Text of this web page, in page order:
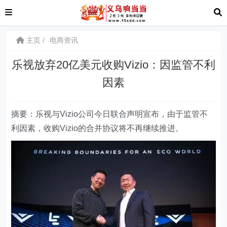
主页 电商资讯
乐视放弃20亿美元收购Vizio：因监管不利
因素
摘要：乐视与Vizio公司今日联合声明宣布，由于监管不
利因素，收购Vizio的合并协议将不再继续推进。